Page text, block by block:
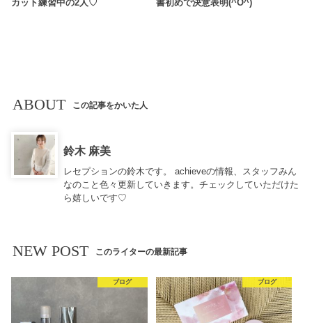
カット練習中の2人♡
書初めで決意表明(^O^)
ABOUT この記事をかいた人
鈴木 麻美
レセプションの鈴木です。 achieveの情報、スタッフみん
なのこと色々更新していきます。チェックしていただけた
ら嬉しいです♡
NEW POST このライターの最新記事
ブログ ブログ